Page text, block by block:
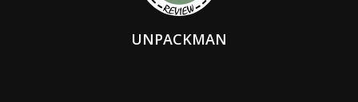
UNPACKMAN